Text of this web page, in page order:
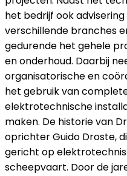
het bedrijf ook
verschillende branches
gedurende het gehele
en onderhoud. Daarbij
organisatorische en
het gebruik van
elektrotechnische
maken. De historie van
oprichter Guido Droste,
gericht op
scheepvaart. Door de